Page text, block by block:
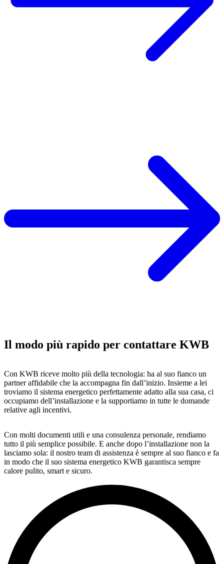
Il modo più rapido per contattare KWB
Con KWB riceve molto più della tecnologia: ha al suo fianco un
partner affidabile che la accompagna fin dall’inizio. Insieme a lei
troviamo il sistema energetico perfettamente adatto alla sua casa, ci
occupiamo dell’installazione e la supportiamo in tutte le domande
relative agli incentivi.
Con molti documenti utili e una consulenza personale, rendiamo
tutto il più semplice possibile. E anche dopo l’installazione non la
lasciamo sola: il nostro team di assistenza è sempre al suo fianco e fa
in modo che il suo sistema energetico KWB garantisca sempre
calore pulito, smart e sicuro.